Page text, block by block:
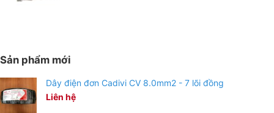
Sản phẩm mới
Dây điện đơn Cadivi CV 8.0mm2 - 7 lõi đồng
Liên hệ